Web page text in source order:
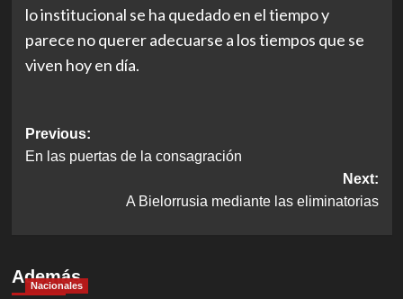
lo institucional se ha quedado en el tiempo y
parece no querer adecuarse a los tiempos que se
viven hoy en día.
Post
navigation
Previous:
En las puertas de la consagración
Next:
A Bielorrusia mediante las eliminatorias
Además
Nacionales